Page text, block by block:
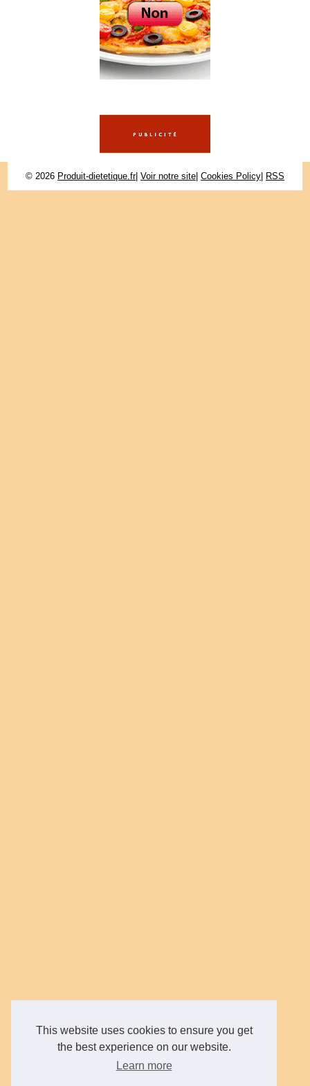
This website uses cookies to ensure you get
the best experience on our website.
Learn more
© 2026 Produit-dietetique.fr| Voir notre site Cookies Policy RSS